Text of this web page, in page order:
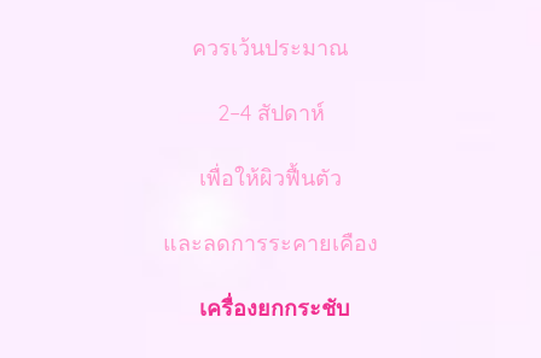
ควรเว้นประมาณ
2–4 สัปดาห์
เพื่อให้ผิวฟื้นตัว
และลดการระคายเคือง
เครื่องยกกระชับ